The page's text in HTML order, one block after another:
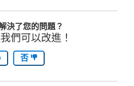
決了您的問題？
們可以改進！
否